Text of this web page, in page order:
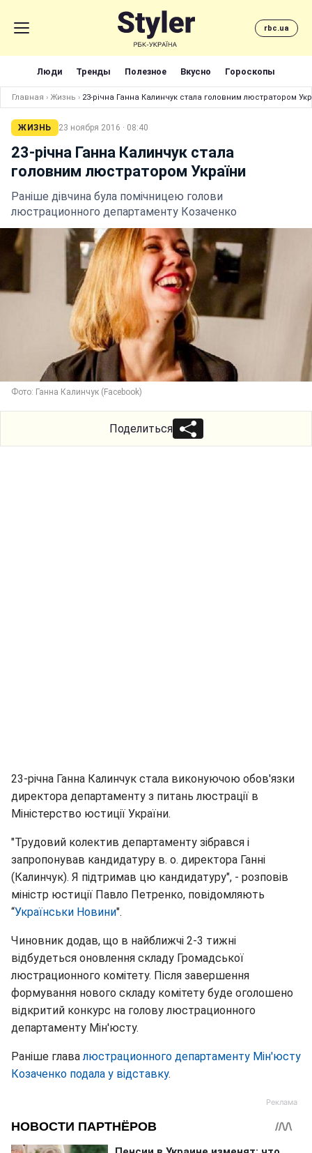
rbc.ua
Люди Тренды Полезное Вкусно Гороскопы
Главная › Жизнь › 23-річна Ганна Калинчук стала головним люстратором
ЖИЗНЬ 23 ноября 2016 · 08:40
23-річна Ганна Калинчук стала
головним люстратором України
Раніше дівчина була помічницею голови
люстрационного департаменту Козаченко
Фото: Ганна Калинчук (Facebook)
Поделиться
23-річна Ганна Калинчук стала виконуючою обов'язки
директора департаменту з питань люстрації в
Міністерство юстиції України.
"Трудовий колектив департаменту зібрався і
запропонував кандидатуру в. о. директора Ганні
(Калинчук). Я підтримав цю кандидатуру", - розповів
міністр юстиції Павло Петренко, повідомляють
“Українськи Новини".
Чиновник додав, що в найближчі 2-3 тижні
відбудеться оновлення складу Громадської
люстрационного комітету. Після завершення
формування нового складу комітету буде оголошено
відкритий конкурс на голову люстрационного
департаменту Мін'юсту.
Раніше главалюстрационного департаменту Мін'юсту
Козаченко подала у відставку.